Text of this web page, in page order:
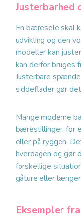
Justerbarhed
En bæresele skal
udvikling og den
modeller kan
kan derfor bruges
Justerbare
siddeflader gør
Mange moderne
bærestillinger, for
eller på ryggen.
hverdagen og gør
forskellige
gåture eller
Eksempler